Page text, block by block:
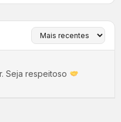
Seja respeitoso